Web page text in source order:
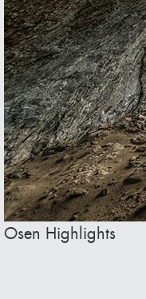
Osen Highlights